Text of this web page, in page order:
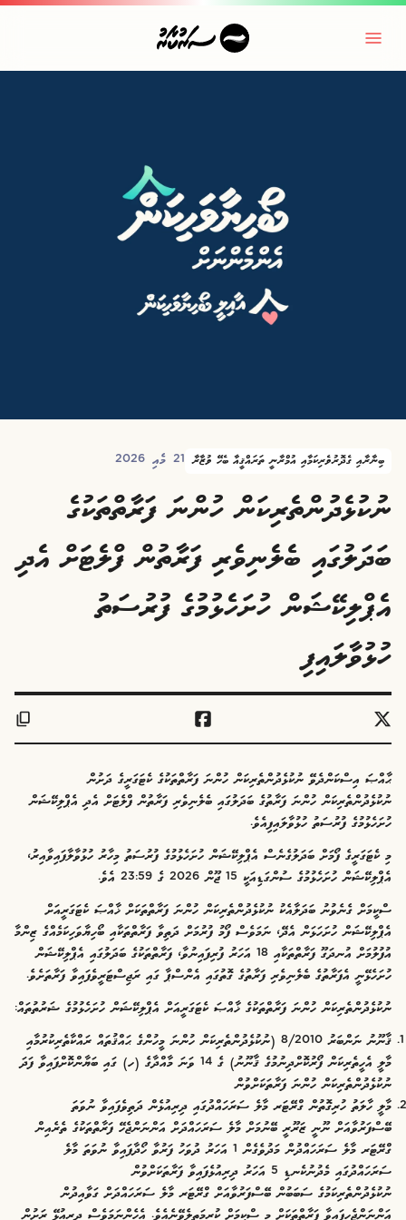
ބިނާރާއި ގެދޮރުވެރިކަމާއި އުމްރާނީ ތަރައްޤީއާ ބެހޭ ވުޒާރާ 21 މެއި 2026
ނުކުޅެދުންތެރިކަން ހުންނަ ފަރާތްތަކުގެ
ބަދަލުގައި ބެލެނިވެރި ފަރާތުން ފްލެޓަށް އެދި
އެޕްލިކޭޝަން ހުށަހެޅުމުގެ ފުރުސަތު
ހުޅުވާލައިފި
ޙާއްޞަ އިސްކަންދެވޭ ނުކުޅެދުންތެރިކަން ހުންނަ ފަރާތްތަކުގެ ކެޓަގަރީގެ ދަށުން
ނުކުޅެދުންތެރިކަން ހުންނަ ފަރާތުގެ ބަދަލުގައި ބެލެނިވެރި ފަރާތުން ފްލެޓަށް އެދި އެޕްލިކޭޝަން
ހުށަހެޅުމުގެ ފުރުސަތު ހުޅުވާލައިފިއެވެ.
މި ކެޓަގަރީގެ ފޯމަށް ބަދަލުގެނެސް އެޕްލިކޭޝަން ހުށަހެޅުމުގެ ފުރުސަތު މިހާރު ހުޅުވާލާފައިވާއިރު،
އެޕްލިކޭޝަން ހުށަހެޅުމުގެ ސުންގަޑިއަކީ 15 ޖޫން 2026 ގެ 23:59 އެވެ.
ސްކީމަށް ގެނެވުނު ބަދަލާއެކު ނުކުޅެދުންތެރިކަން ހުންނަ ފަރާތްތަކަށް ޚާއްޞަ ކެޓަގަރީއަށް
އެޕްލިކޭޝަން ހުށަހަޅަން އެދޭ، ނަމަވެސް ފޯމު ފުރުމަށް ދަތިވާ ފަރާތްތަކާއި ބޯހިޔާވަހިކަމެއްގެ ޒިންމާ
އުފުލުމަށް އުނދަގޫ ފަރާތްތަކާއި 18 އަހަރު ފުރިފައިނުވާ، ފަރާތްތަކުގެ ބަދަލުގައި އެޕްލިކޭޝަން
ހުށަހެޅޭނީ އެފަރާތުގެ ބެލެނިވެރި ފަރާތުގެ ގޮތުގައި އެންސްޕާ ގައި ރަޖިސްޓަރީވެފައިވާ ފަރާތަށެވެ.
ނުކުޅެދުންތެރިކަން ހުންނަ ފަރާތްތަކުގެ ޚާއްޞަ ކެޓަގަރީއަށް އެޕްލިކޭޝަން ހުށަހެޅުމުގެ ޝަރުތުތައް:
ޤާނޫނު ނަންބަރު 8/2010 (ނުކުޅެދުންތެރިކަން ހުންނަ މީހުންގެ ޙައްޤުތައް ރައްކާތެރިކުރުމާއި
މާލީ އެހީތެރިކަން ފޯރުކޮށްދިނުމުގެ ޤާނޫނު) ގެ 14 ވަނަ މާއްދާގެ (ހ) ގައި ބަޔާންކޮށްފައިވާ ފަދަ
ނުކުޅެދުންތެރިކަން ހުންނަ ފަރާތަކަށްވުން
މާލީ ހާލަތު ހުރިގޮތުން ގްރޭޓަރ މާލެ ސަރަހައްދުގައި ދިރިއުޅެން ދަތިވެފައިވާ ނުވަތަ
ބޭސްފަރުވާއަށް ނޫނީ ޒަރޫރީ ބޭނުމަށް މާލެ ސަރަހައްދަށް އަންނަންޖެހޭ ފަރާތްތަކުގެ ތެރެއިން
ގްރޭޓަރ މާލެ ސަރަހައްދުން މަދުވެގެން 1 އަހަރު ދުވަހު ފަރުވާ ހޯދާފައިވާ ނުވަތަ މާލެ
ސަރަހައްދުގައި މެދުނުކެނޑި 5 އަހަރު ދިރިއުޅެފައިވާ ފަރާތަކަށްވުން
ނުކުޅެދުންތެރިކަމުގެ ސަބަބުން ބޭސްފަރުވާއަށް ގްރޭޓަރ މާލެ ސަރަހައްދަށް ގަވާއިދުން
އަންނަންޖެހިފައިވާ ފަރާތްތަކަށް މި ސްކީމަށް ކުރިމަތިލެވޭނެއެވެ. އެހެންނަމަވެސް ދިރިއުޅޭ ރަށުން